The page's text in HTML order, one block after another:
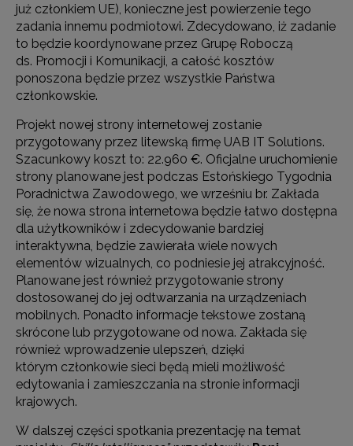
już członkiem UE), konieczne jest powierzenie tego
zadania innemu podmiotowi. Zdecydowano, iż zadanie
to będzie koordynowane przez Grupę Roboczą
ds. Promocji i Komunikacji, a całość kosztów
ponoszona będzie przez wszystkie Państwa
członkowskie.
Projekt nowej strony internetowej zostanie
przygotowany przez litewską firmę UAB IT Solutions.
Szacunkowy koszt to: 22.960 €. Oficjalne uruchomienie
strony planowane jest podczas Estońskiego Tygodnia
Poradnictwa Zawodowego, we wrześniu br. Zakłada
się, że nowa strona internetowa będzie łatwo dostępna
dla użytkowników i zdecydowanie bardziej
interaktywna, będzie zawierała wiele nowych
elementów wizualnych, co podniesie jej atrakcyjność.
Planowane jest również przygotowanie strony
dostosowanej do jej odtwarzania na urządzeniach
mobilnych. Ponadto informacje tekstowe zostaną
skrócone lub przygotowane od nowa. Zakłada się
również wprowadzenie ulepszeń, dzięki
którym członkowie sieci będą mieli możliwość
edytowania i zamieszczania na stronie informacji
krajowych.
W dalszej części spotkania prezentację na temat